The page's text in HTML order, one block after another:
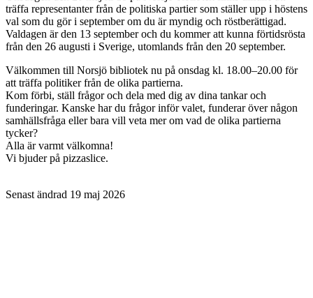
träffa representanter från de politiska partier som ställer upp i höstens
val som du gör i september om du är myndig och röstberättigad.
Valdagen är den 13 september och du kommer att kunna förtidsrösta
från den 26 augusti i Sverige, utomlands från den 20 september.
Välkommen till Norsjö bibliotek nu på onsdag kl. 18.00–20.00 för
att träffa politiker från de olika partierna.
Kom förbi, ställ frågor och dela med dig av dina tankar och
funderingar. Kanske har du frågor inför valet, funderar över någon
samhällsfråga eller bara vill veta mer om vad de olika partierna
tycker?
Alla är varmt välkomna!
Vi bjuder på pizzaslice.
Senast ändrad 19 maj 2026